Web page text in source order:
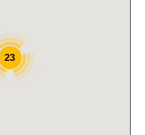
23